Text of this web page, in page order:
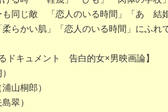
同じ敵 「恋人のいる時間」「あゝ結
らかい肌」「恋人のいる時間」にふれ
ドキュメント 告白的女×男映画論】
山桐郎）
翠）